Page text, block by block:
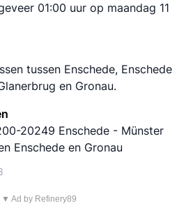
01:00 uur op maandag 11
tussen Enschede, Enschede
en Gronau.
20249 Enschede - Münster
Enschede en Gronau
▼ Ad by Refinery89